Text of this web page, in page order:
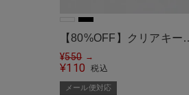
【80%OFF】クリアキー
ルダー/ウイング/羽根/#ウ
ッシュコア＜メール便対応
¥550 →
¥110 税込
メール便対応